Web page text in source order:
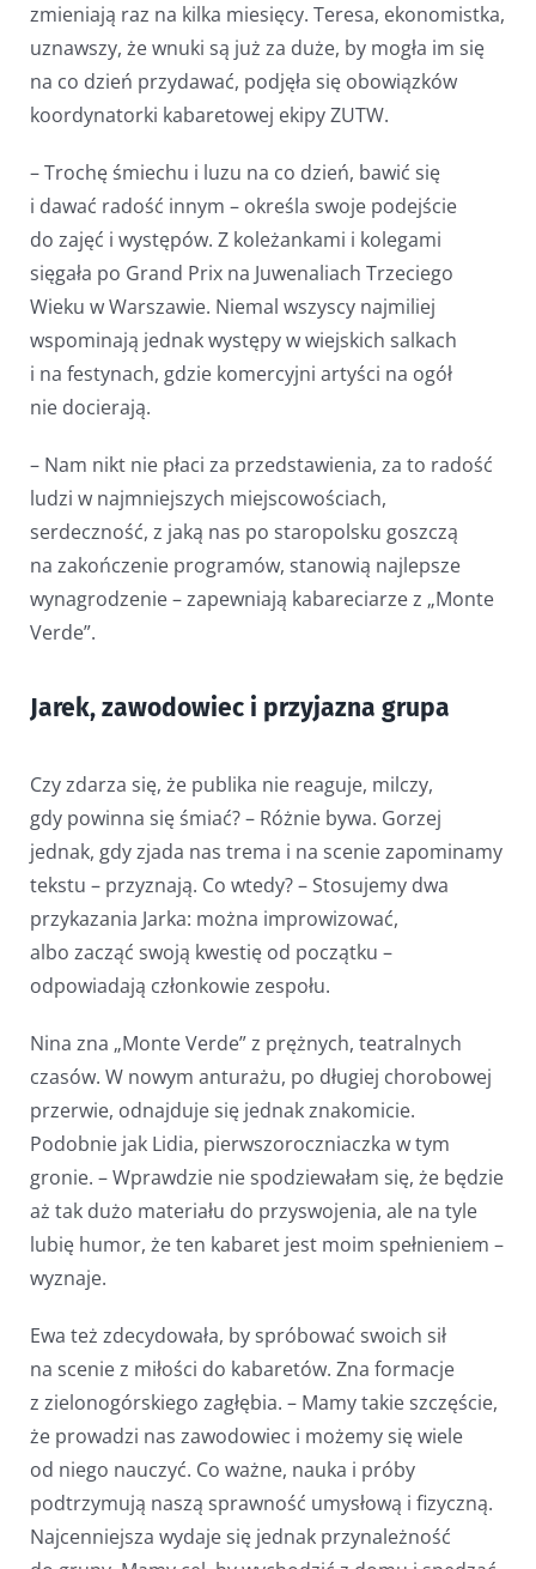
zmieniają raz na kilka miesięcy. Teresa, ekonomistka,
uznawszy, że wnuki są już za duże, by mogła im się
na co dzień przydawać, podjęła się obowiązków
koordynatorki kabaretowej ekipy ZUTW.
– Trochę śmiechu i luzu na co dzień, bawić się
i dawać radość innym – określa swoje podejście
do zajęć i występów. Z koleżankami i kolegami
sięgała po Grand Prix na Juwenaliach Trzeciego
Wieku w Warszawie. Niemal wszyscy najmiliej
wspominają jednak występy w wiejskich salkach
i na festynach, gdzie komercyjni artyści na ogół
nie docierają.
– Nam nikt nie płaci za przedstawienia, za to radość
ludzi w najmniejszych miejscowościach,
serdeczność, z jaką nas po staropolsku goszczą
na zakończenie programów, stanowią najlepsze
wynagrodzenie – zapewniają kabareciarze z „Monte
Verde”.
Jarek, zawodowiec i przyjazna grupa
Czy zdarza się, że publika nie reaguje, milczy,
gdy powinna się śmiać? – Różnie bywa. Gorzej
jednak, gdy zjada nas trema i na scenie zapominamy
tekstu – przyznają. Co wtedy? – Stosujemy dwa
przykazania Jarka: można improwizować,
albo zacząć swoją kwestię od początku –
odpowiadają członkowie zespołu.
Nina zna „Monte Verde” z prężnych, teatralnych
czasów. W nowym anturażu, po długiej chorobowej
przerwie, odnajduje się jednak znakomicie.
Podobnie jak Lidia, pierwszoroczniaczka w tym
gronie. – Wprawdzie nie spodziewałam się, że będzie
aż tak dużo materiału do przyswojenia, ale na tyle
lubię humor, że ten kabaret jest moim spełnieniem –
wyznaje.
Ewa też zdecydowała, by spróbować swoich sił
na scenie z miłości do kabaretów. Zna formacje
z zielonogórskiego zagłębia. – Mamy takie szczęście,
że prowadzi nas zawodowiec i możemy się wiele
od niego nauczyć. Co ważne, nauka i próby
podtrzymują naszą sprawność umysłową i fizyczną.
Najcenniejsza wydaje się jednak przynależność